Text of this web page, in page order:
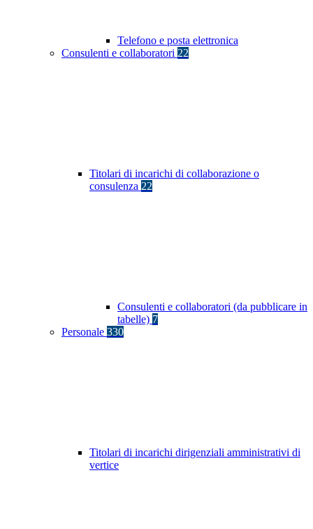
Telefono e posta elettronica
Consulenti e collaboratori 22
Titolari di incarichi di collaborazione o
consulenza 22
Consulenti e collaboratori (da pubblicare in
tabelle) 7
Personale 330
Titolari di incarichi dirigenziali amministrativi di
vertice